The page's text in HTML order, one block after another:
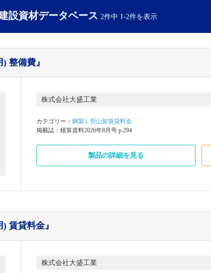
設資材データベース 2件中 1-2件を表示
整備費』
株式会社大盛工業
カテゴリー： 鋼製Ｌ型山留賃貸料金
掲載誌：積算資料2026年8月号 p.294
製品の詳細を見る
賃貸料金』
株式会社大盛工業